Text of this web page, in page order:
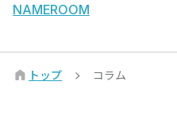
NAMEROOM
トップ コラム